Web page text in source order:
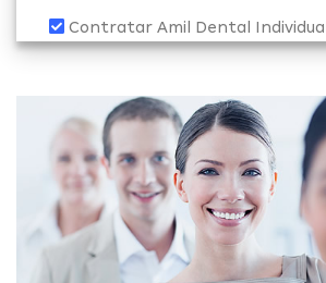
Contratar Amil Dental Individual